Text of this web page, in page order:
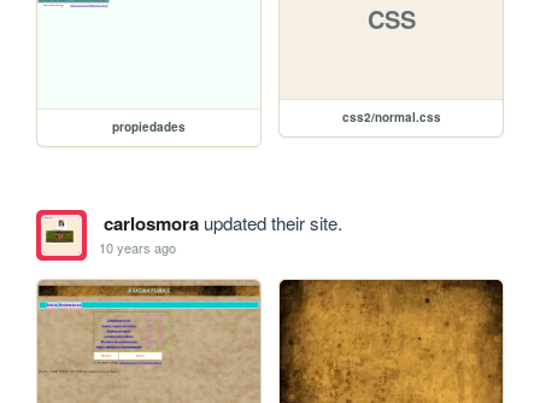
propiedades
CSS
css2/normal.css
carlosmoraupdated their site.
10 years ago